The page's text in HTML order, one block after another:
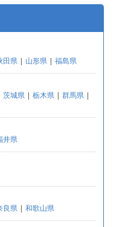
田県 | 山形県 | 福島県
茨城県 | 栃木県 | 群馬県 |
井県
良県 | 和歌山県